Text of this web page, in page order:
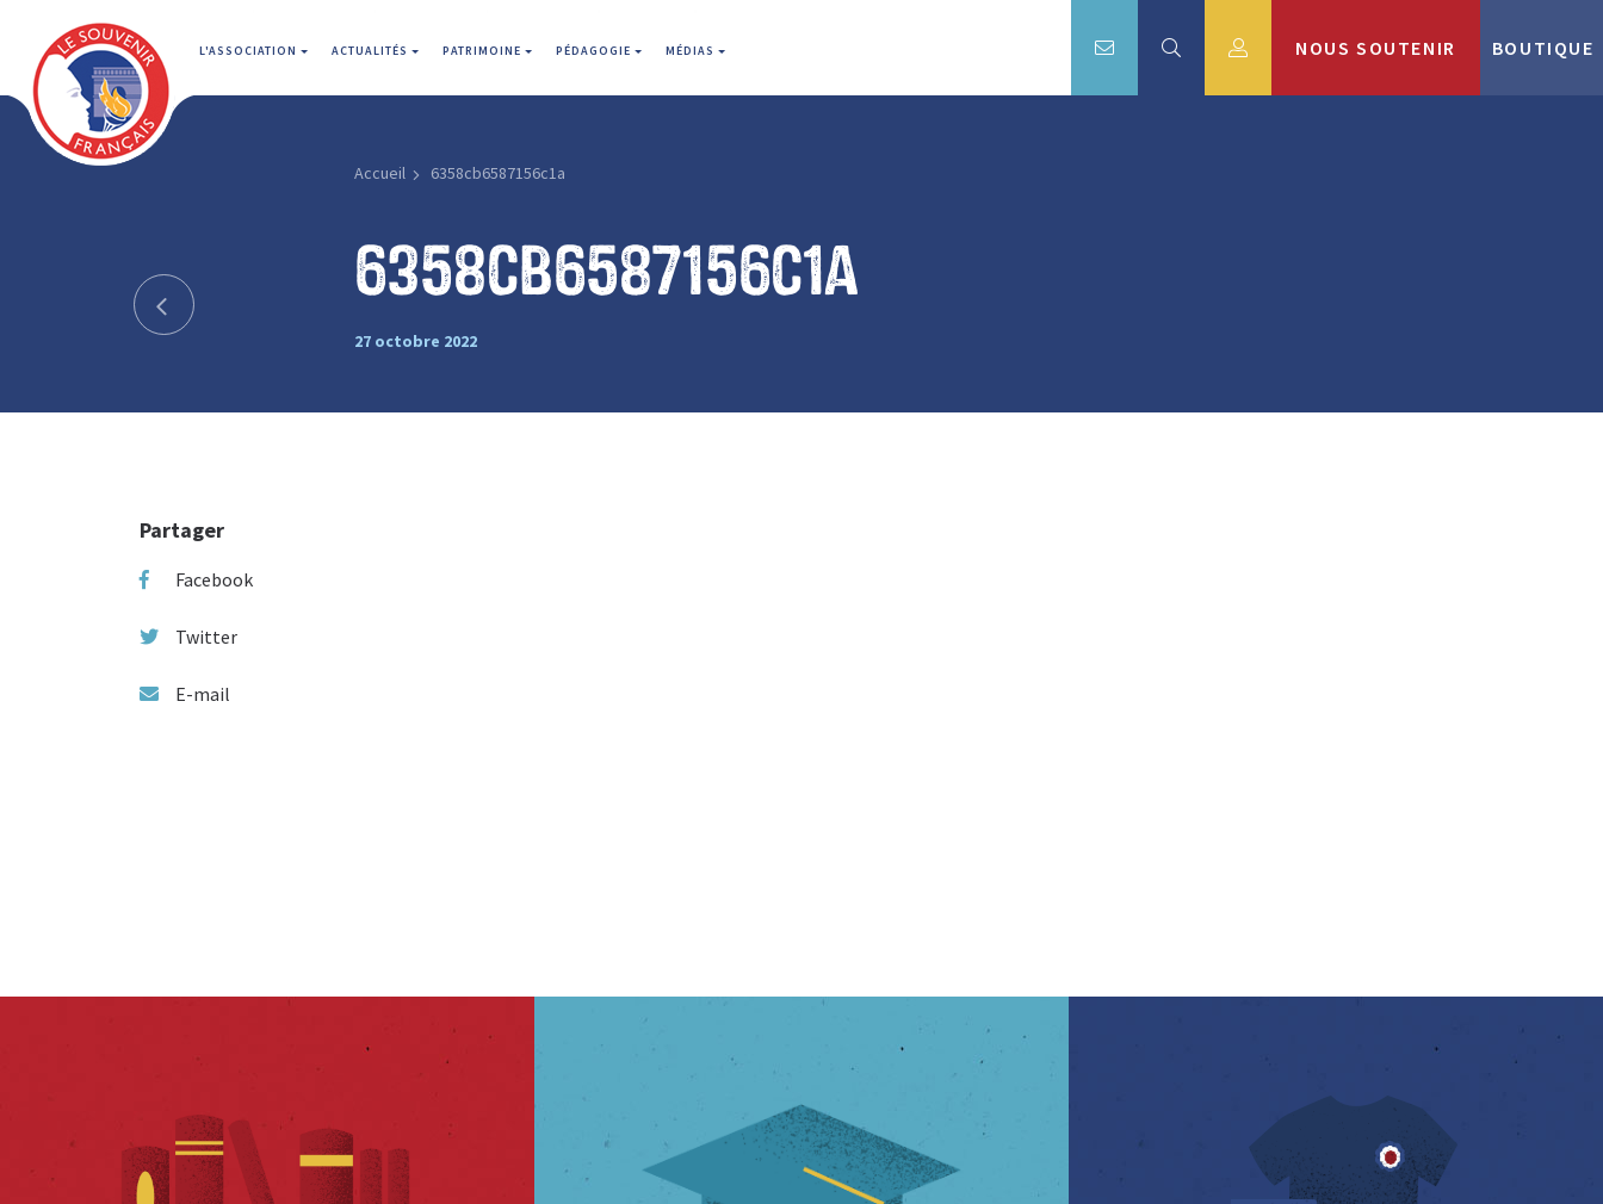
L'ASSOCIATION ACTUALITÉS PATRIMOINE PÉDAGOGIE MÉDIAS NOUS SOUTENIR BOUTIQUE
Accueil 6358cb6587156c1a
6358cb6587156c1a
27 octobre 2022
Partager
Facebook
Twitter
E-mail